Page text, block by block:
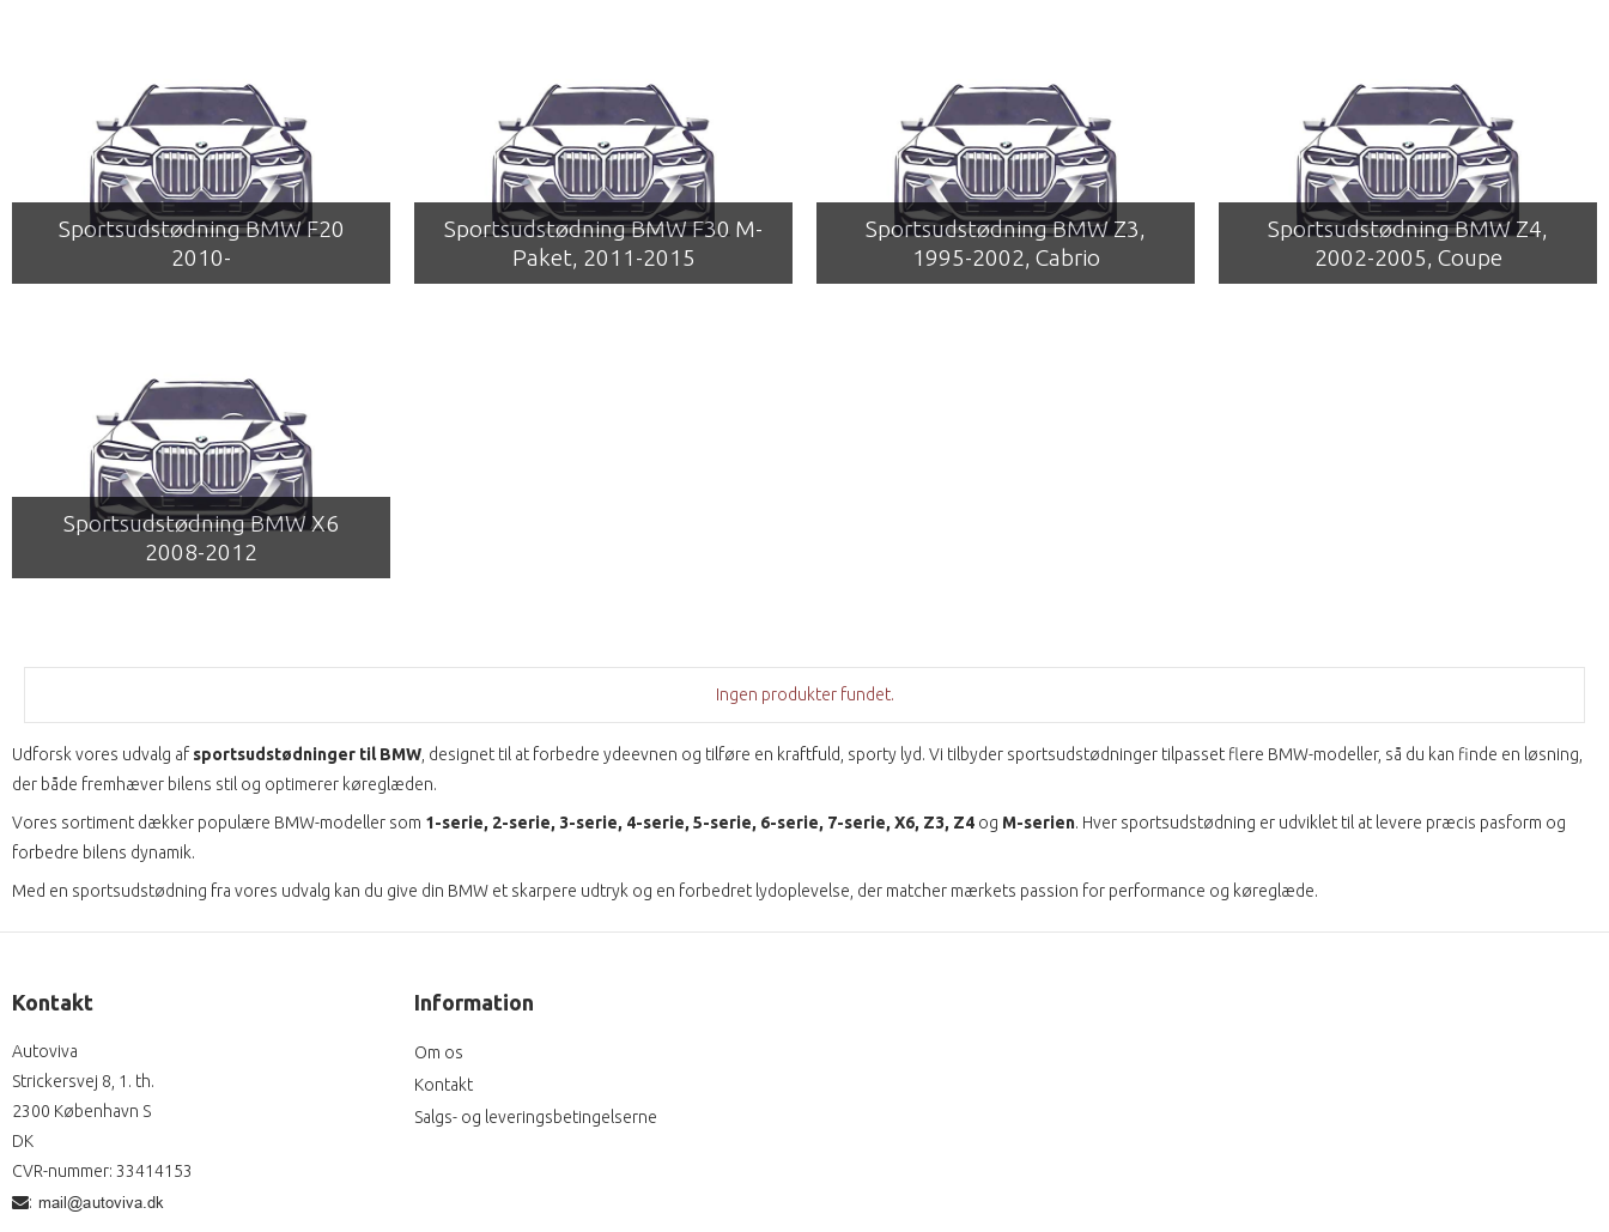
Sportsudstødning BMW F20
2010-
Sportsudstødning BMW F30 M-
Paket, 2011-2015
Sportsudstødning BMW Z3,
1995-2002, Cabrio
Sportsudstødning BMW Z4,
2002-2005, Coupe
Sportsudstødning BMW X6
2008-2012
Ingen produkter fundet.
Udforsk vores udvalg af sportsudstødninger til BMW , designet til at forbedre ydeevnen og tilføre en kraftfuld, sporty lyd. Vi tilbyder sportsudstødninger tilpasset flere BMW-modeller, så du kan finde en løsning,
der både fremhæver bilens stil og optimerer køreglæden.
Vores sortiment dækker populære BMW-modeller som 1-serie, 2-serie, 3-serie, 4-serie, 5-serie, 6-serie, 7-serie, X6, Z3, Z4 og M-serien. Hver sportsudstødning er udviklet til at levere præcis pasform og
forbedre bilens dynamik.
Med en sportsudstødning fra vores udvalg kan du give din BMW et skarpere udtryk og en forbedret lydoplevelse, der matcher mærkets passion for performance og køreglæde.
Kontakt
Autoviva
Strickersvej 8, 1. th.
2300 København S
DK
CVR-nummer: 33414153
:
Information
Om os
Kontakt
Salgs- og leveringsbetingelserne